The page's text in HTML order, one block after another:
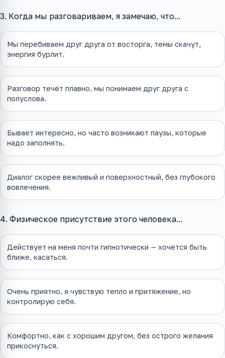
3. Когда мы разговариваем, я замечаю, что...
Мы перебиваем друг друга от восторга, темы скачут,
энергия бурлит.
Разговор течёт плавно, мы понимаем друг друга с
полуслова.
Бывает интересно, но часто возникают паузы, которые
надо заполнять.
Диалог скорее вежливый и поверхностный, без глубокого
вовлечения.
4. Физическое присутствие этого человека...
Действует на меня почти гипнотически — хочется быть
ближе, касаться.
Очень приятно, я чувствую тепло и притяжение, но
контролирую себя.
Комфортно, как с хорошим другом, без острого желания
прикоснуться.